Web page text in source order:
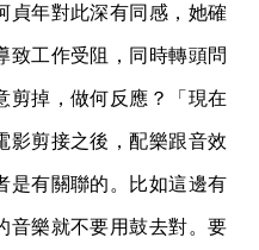
貞年對此深有同感，她確
致工作受阻，同時轉頭問
剪掉，做何反應？「現在
影剪接之後，配樂跟音效
是有關聯的。比如這邊有
音樂就不要用鼓去對。要